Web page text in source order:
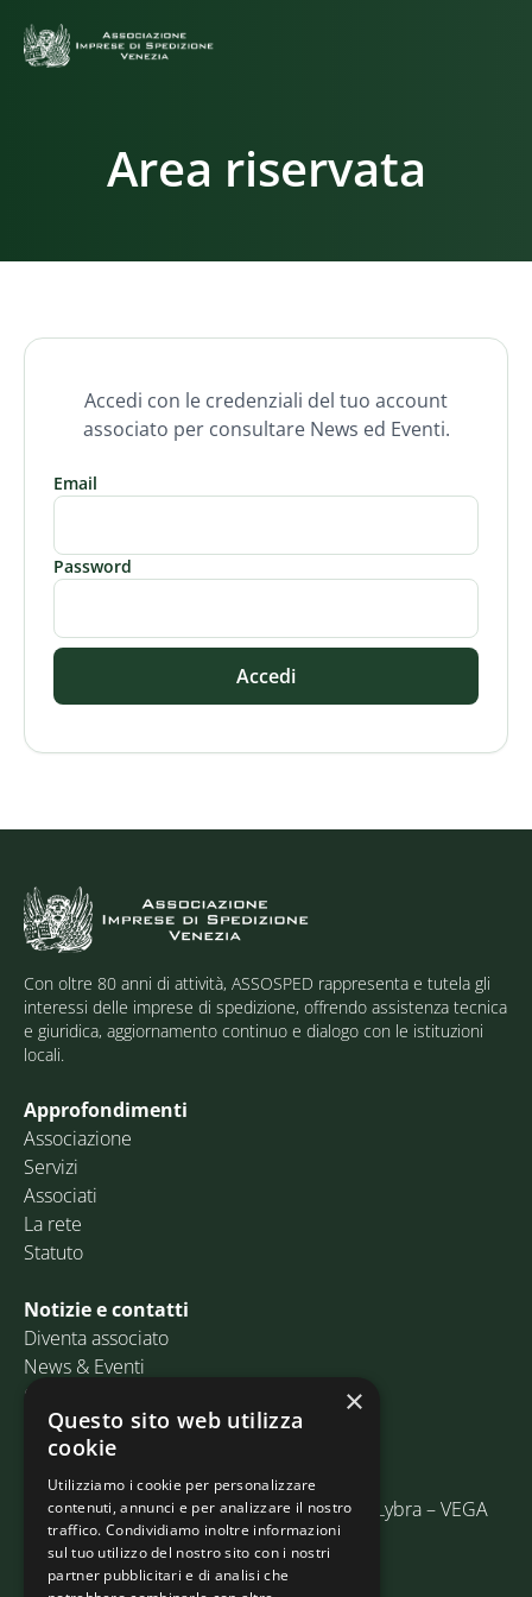
Area riservata
Accedi con le credenziali del tuo account
associato per consultare News ed Eventi.
Email
Password
Accedi
Con oltre 80 anni di attività, ASSOSPED rappresenta e tutela gli
interessi delle imprese di spedizione, offrendo assistenza tecnica
e giuridica, aggiornamento continuo e dialogo con le istituzioni
locali.
Approfondimenti
Associazione
Servizi
Associati
La rete
Statuto
Notizie e contatti
Diventa associato
News & Eventi
Contatti
Email:info@assosped.it
PEC: assospedvenezia@pec.fedespedi.it
Indirizzo: Via delle Industrie, 19/C Edificio Lybra – VEGA
30175 Marghera (VE)
×
Questo sito web utilizza
cookie
Utilizziamo i cookie per personalizzare
contenuti, annunci e per analizzare il nostro
traffico. Condividiamo inoltre informazioni
sul tuo utilizzo del nostro sito con i nostri
partner pubblicitari e di analisi che